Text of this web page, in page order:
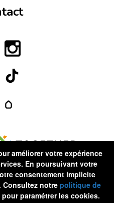
améliorer votre expérience
En poursuivant votre
consentement implicite
Consultez notre politique de
paramétrer les cookies.